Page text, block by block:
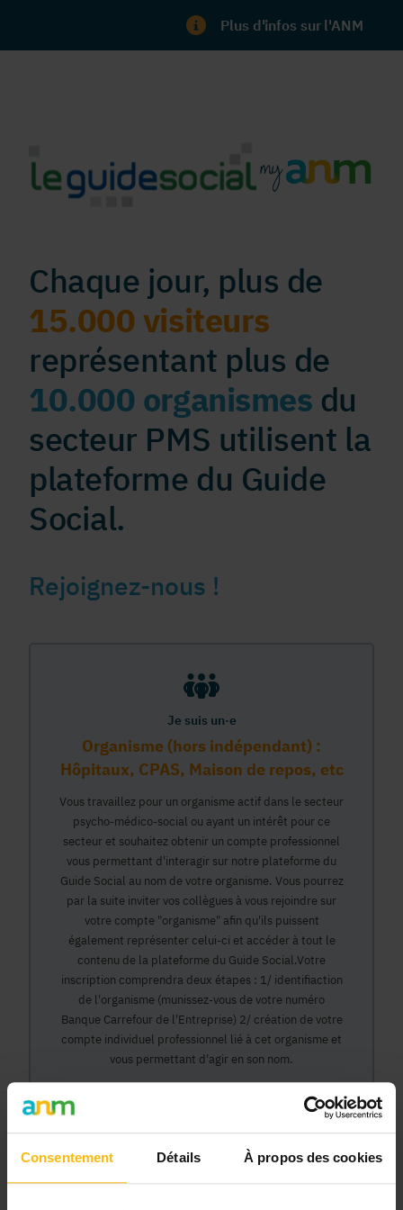
Consentement Détails À propos des cookies
Plus d'infos sur l'ANM
Chaque jour, plus de
15.000 visiteurs
représentant plus de
10.000 organismes du
secteur PMS utilisent la
plateforme du Guide
Social.
Rejoignez-nous !
Je suis un·e
Organisme (hors indépendant) :
Hôpitaux, CPAS, Maison de repos, etc
Vous travaillez pour un organisme actif dans le secteur
psycho-médico-social ou ayant un intérêt pour ce
secteur et souhaitez obtenir un compte professionnel
vous permettant d'interagir sur notre plateforme du
Guide Social au nom de votre organisme. Vous pourrez
par la suite inviter vos collègues à vous rejoindre sur
votre compte "organisme" afin qu'ils puissent
également représenter celui-ci et accéder à tout le
contenu de la plateforme du Guide Social.Votre
inscription comprendra deux étapes : 1/ identifiaction
de l'organisme (munissez-vous de votre numéro
Banque Carrefour de l'Entreprise) 2/ création de votre
compte individuel professionnel lié à cet organisme et
vous permettant d'agir en son nom.